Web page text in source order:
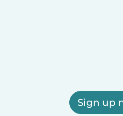
Sign up